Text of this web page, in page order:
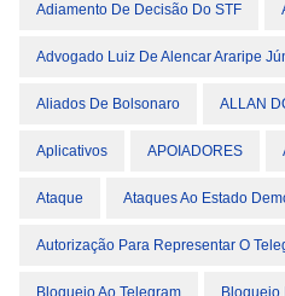
Adiamento De Decisão Do STF
Advogado Luiz De Alencar Araripe
Aliados De Bolsonaro ALLAN
Aplicativos APOIADORES
Ataque Ataques Ao Estado
Autorização Para Representar O
Bloqueio Ao Telegram Bloqueio